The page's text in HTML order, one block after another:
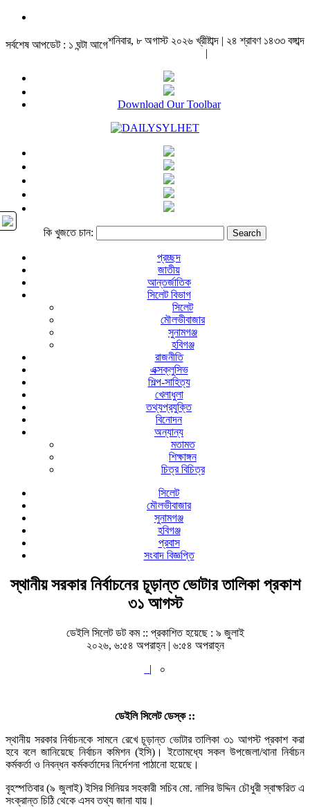
সর্বশেষ আপডেট : ১ ঘন্টা আগেশনিবার, ৮ অগাস্ট ২০২৬ খ্রীষ্টাব্দ | ২৪ শ্রাবণ ১৪৩৩ বঙ্গাব্দ
|
Download Our Toolbar
কি খুজতে চান:
প্রচ্ছদ
জাতীয়
আন্তর্জাতিক
সিলেট বিভাগ
সিলেট
মৌলভীবাজার
সুনামগঞ্জ
হবিগঞ্জ
রাজনীতি
এক্সক্লুসিভ
শিল্প-সাহিত্য
খেলাধুলা
তথ্যপ্রযুক্তি
বিনোদন
অন্যান্য
মতামত
শিক্ষাঙ্গন
চিত্র বিচিত্র
সিলেট
মৌলভীবাজার
সুনামগঞ্জ
হবিগঞ্জ
প্রবাস
সংবাদ বিজ্ঞপ্তি
স্থানীয় সরকার নির্বাচনের চূড়ান্ত ভোটার তালিকা প্রকাশ
৩১ আগস্ট
ডেইলি সিলেট ডট কম :: প্রকাশিত হয়েছে : ৯ জুলাই
২০২৬, ৬:৫৪ অপরাহ্ন | ৬:৫৪ অপরাহ্ন
|
০
ডেইলি সিলেট ডেস্ক ::
স্থানীয় সরকার নির্বাচনকে সামনে রেখে চূড়ান্ত ভোটার তালিকা ৩১ আগস্ট প্রকাশ করা
হবে বলে জানিয়েছে নির্বাচন কমিশন (ইসি)। ইতোমধ্যে সকল উপজেলা/থানা নির্বাচন
কর্মকর্তা ও নিবন্ধন কর্মকর্তাদের নির্দেশনা পাঠানো হয়েছে।
বৃহস্পতিবার (৯ জুলাই) ইসির সিনিয়র সহকারী সচিব মো. নাসির উদ্দিন চৌধুরী স্বাক্ষরিত এ
সংক্রান্ত চিঠি থেকে এসব তথ্য জানা যায়।